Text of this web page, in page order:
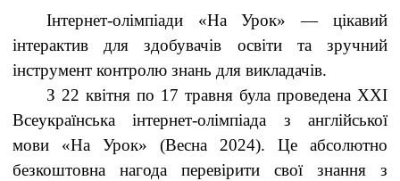
Інтернет-олімпіади «На Урок» — цікавий
інтерактив для здобувачів освіти та зручний
інструмент контролю знань для викладачів.
З 22 квітня по 17 травня була проведена ХХІ
Всеукраїнська інтернет-олімпіада з англійської
мови «На Урок» (Весна 2024). Це абсолютно
безкоштовна нагода перевірити свої знання з